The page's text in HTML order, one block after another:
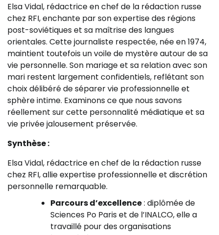
Elsa Vidal, rédactrice en chef de la rédaction russe
chez RFI, enchante par son expertise des régions
post-soviétiques et sa maîtrise des langues
orientales. Cette journaliste respectée, née en 1974,
maintient toutefois un voile de mystère autour de sa
vie personnelle. Son mariage et sa relation avec son
mari restent largement confidentiels, reflétant son
choix délibéré de séparer vie professionnelle et
sphère intime. Examinons ce que nous savons
réellement sur cette personnalité médiatique et sa
vie privée jalousement préservée.
Synthèse :
Elsa Vidal, rédactrice en chef de la rédaction russe
chez RFI, allie expertise professionnelle et discrétion
personnelle remarquable.
Parcours d’excellence: diplômée de
Sciences Po Paris et de l’INALCO, elle a
travaillé pour des organisations